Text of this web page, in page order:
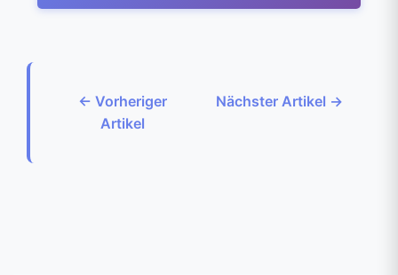
← Vorheriger
Artikel
Nächster Artikel →